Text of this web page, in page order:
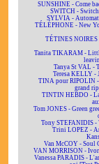
SUNSHINE - Come
SWITCH -
SYLVIA -
TÉLÉPHONE - New
TÉTINES NOIRES
Tanita TIKARAM -
Tanya St VAL -
Teresa KELLY -
TINA pour RIPOLIN
grand
TINTIN HEBDO -
Tom JONES - Green
Tony STEFANIDIS -
Trini LOPEZ -
Van McCOY - Soul
VAN MORRISON -
Vanessa PARADIS -